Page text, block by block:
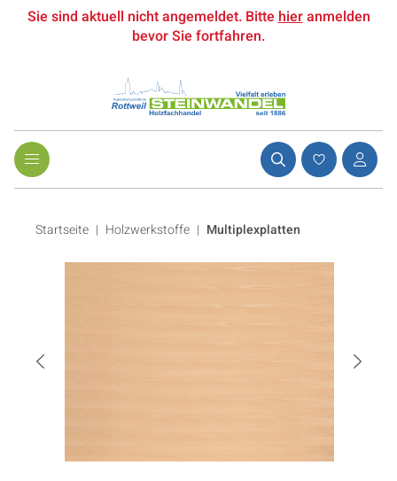
Sie sind aktuell nicht angemeldet. Bittehieranmelden
bevor Sie fortfahren.
Startseite Holzwerkstoffe | Multiplexplatten